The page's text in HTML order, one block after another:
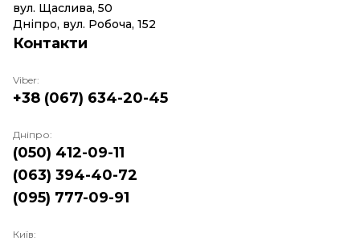
вул. Щаслива, 50
Дніпро, вул. Робоча, 152
Контакти
Viber:
+38 (067) 634-20-45
Дніпро:
(050) 412-09-11
(063) 394-40-72
(095) 777-09-91
Київ: